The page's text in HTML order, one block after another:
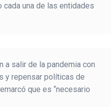
una de las entidades
a salir de la pandemia con
y repensar políticas de
que es “necesario